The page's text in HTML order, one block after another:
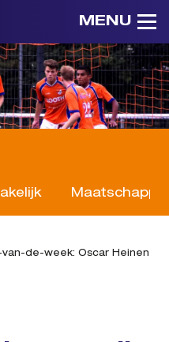
MENU
de-week: Oscar Heinen